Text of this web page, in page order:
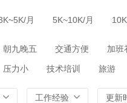
月 5K~10K/月
朝九晚五 交通方便 加班
压力小 技术培训 旅游
工作经验 更新